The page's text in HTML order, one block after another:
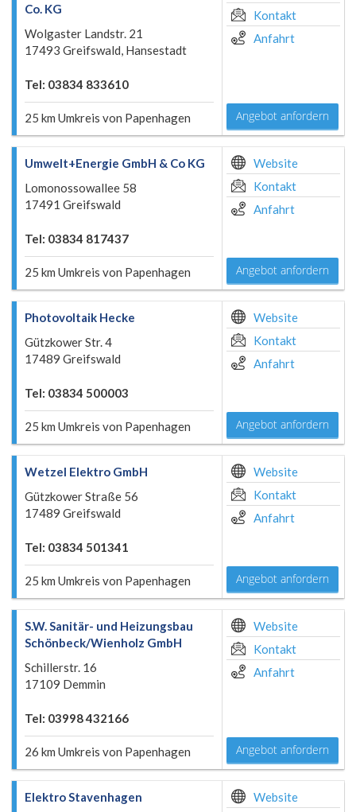
Co. KG
Wolgaster Landstr. 21
17493 Greifswald, Hansestadt
Tel: 03834 833610
25 km Umkreis von Papenhagen
Kontakt
Anfahrt
Angebot anfordern
Umwelt+Energie GmbH & Co KG
Lomonossowallee 58
17491 Greifswald
Tel: 03834 817437
25 km Umkreis von Papenhagen
Website
Kontakt
Anfahrt
Angebot anfordern
Photovoltaik Hecke
Gützkower Str. 4
17489 Greifswald
Tel: 03834 500003
25 km Umkreis von Papenhagen
Website
Kontakt
Anfahrt
Angebot anfordern
Wetzel Elektro GmbH
Gützkower Straße 56
17489 Greifswald
Tel: 03834 501341
25 km Umkreis von Papenhagen
Website
Kontakt
Anfahrt
Angebot anfordern
S.W. Sanitär- und Heizungsbau
Schönbeck/Wienholz GmbH
Schillerstr. 16
17109 Demmin
Tel: 03998 432166
26 km Umkreis von Papenhagen
Website
Kontakt
Anfahrt
Angebot anfordern
Elektro Stavenhagen
Website